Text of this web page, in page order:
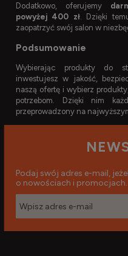
Dodatkowo, oferujemy
powyżej 400 zł. Dzięki
zaopatrzyć swój salon w
Podsumowanie
Wybierając produkty do
inwestujesz w jakość,
naszą ofertę i wybierz
potrzebom. Dzięki nim
przeprowadzony na
Podaj swój adres e-mail,
o nowościach i promocjach.